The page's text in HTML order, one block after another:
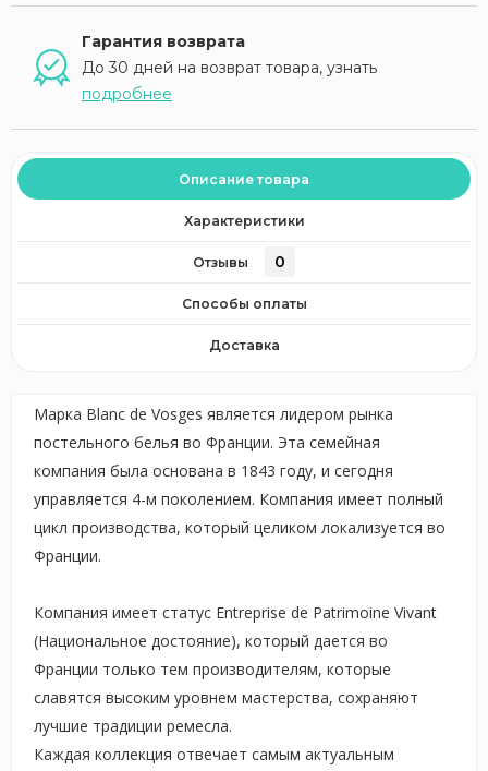
Гарантия возврата
До 30 дней на возврат товара, узнать
подробнее
Описание товара
Характеристики
Отзывы 0
Способы оплаты
Доставка
Марка Blanc de Vosges является лидером рынка
постельного белья во Франции. Эта семейная
компания была основана в 1843 году, и сегодня
управляется 4-м поколением. Компания имеет полный
цикл производства, который целиком локализуется во
Франции.
Компания имеет статус Entreprise de Patrimoine Vivant
(Национальное достояние), который дается во
Франции только тем производителям, которые
славятся высоким уровнем мастерства, сохраняют
лучшие традиции ремесла.
Каждая коллекция отвечает самым актуальным